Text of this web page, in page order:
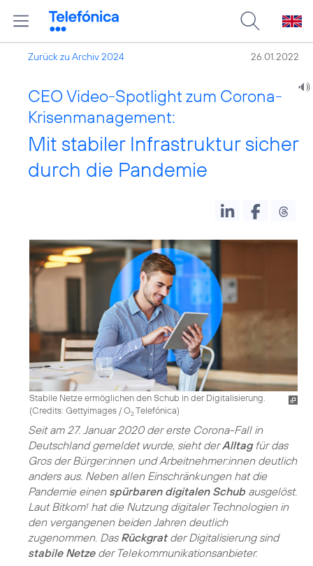
Zurück zu Archiv 2024 26.01.2022
CEO Video-Spotlight zum Corona-
Krisenmanagement:
Mit stabiler Infrastruktur sicher
durch die Pandemie
Stabile Netze ermöglichen den Schub in der Digitalisierung.
(Credits: Gettyimages / O2Telefónica)
Seit am 27. Januar 2020 der erste Corona-Fall in
Deutschland gemeldet wurde, sieht derAlltagfür das
Gros der Bürger:innen und Arbeitnehmer:innen deutlich
anders aus. Neben allen Einschränkungen hat die
Pandemie einen spürbaren digitalen Schub ausgelöst.
Laut Bitkom1hat die Nutzung digitaler Technologien in
den vergangenen beiden Jahren deutlich
zugenommen. Das Rückgratder Digitalisierung sind
stabile Netzeder Telekommunikationsanbieter.